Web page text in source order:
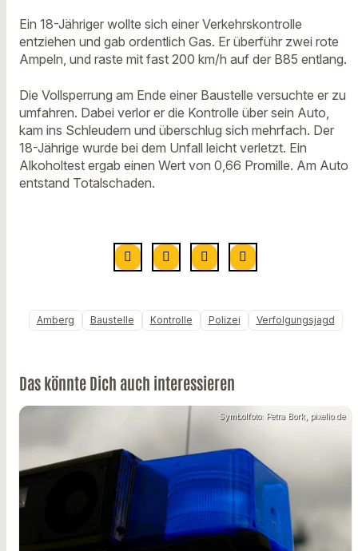
Ein 18-Jähriger wollte sich einer Verkehrskontrolle
entziehen und gab ordentlich Gas. Er überführ zwei rote
Ampeln, und raste mit fast 200 km/h auf der B85 entlang.
Die Vollsperrung am Ende einer Baustelle versuchte er zu
umfahren. Dabei verlor er die Kontrolle über sein Auto,
kam ins Schleudern und überschlug sich mehrfach. Der
18-Jährige wurde bei dem Unfall leicht verletzt. Ein
Alkoholtest ergab einen Wert von 0,66 Promille. Am Auto
entstand Totalschaden.
Amberg Baustelle Kontrolle Polizei Verfolgungsjagd
Das könnte Dich auch interessieren
Symbolfoto: Petra Bork, pixelio.de